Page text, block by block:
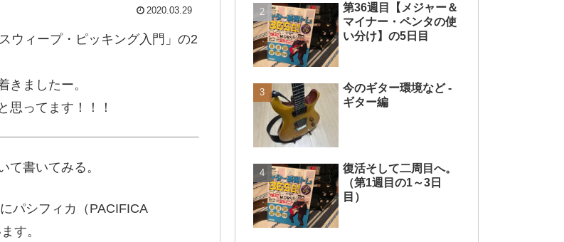
2020.03.29
ウィープ・ピッキング入門」の2
きましたー。
思ってます！！！
て書いてみる。
パシフィカ（PACIFICA
す。
第36週目【メジャー＆
マイナー・ペンタの使
い分け】の5日目
今のギター環境など -
ギター編
復活そして二周目へ。
（第1週目の1～3日
目）